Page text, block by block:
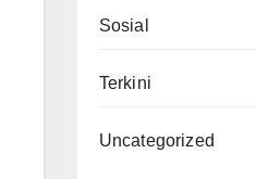
Sosial
Terkini
Uncategorized